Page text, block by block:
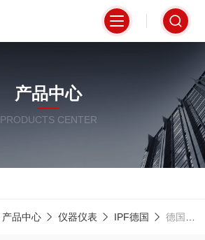
产品中心
PRODUCTS CENTER
产品中心 仪器仪表 IPF德国 德国IPF超声波传感器UT18002H